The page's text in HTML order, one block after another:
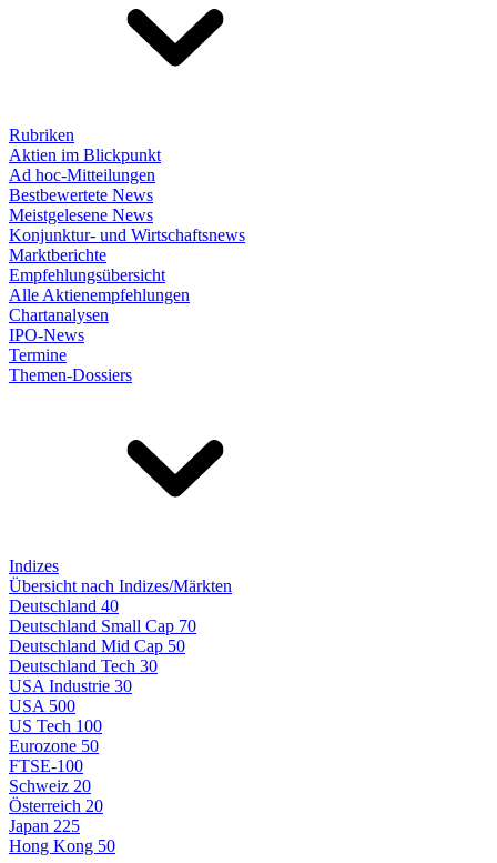
Rubriken
Aktien im Blickpunkt
Ad hoc-Mitteilungen
Bestbewertete News
Meistgelesene News
Konjunktur- und Wirtschaftsnews
Marktberichte
Empfehlungsübersicht
Alle Aktienempfehlungen
Chartanalysen
IPO-News
Termine
Themen-Dossiers
Indizes
Übersicht nach Indizes/Märkten
Deutschland 40
Deutschland Small Cap 70
Deutschland Mid Cap 50
Deutschland Tech 30
USA Industrie 30
USA 500
US Tech 100
Eurozone 50
FTSE-100
Schweiz 20
Österreich 20
Japan 225
Hong Kong 50